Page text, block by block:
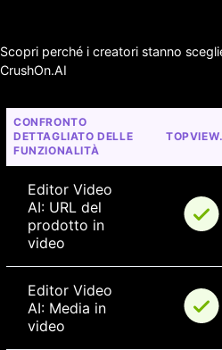
Scopri perché i creatori stanno
CrushOn.AI
CONFRONTO
DETTAGLIATO DELLE
FUNZIONALITÀ
Editor Video
AI: URL del
prodotto in
video
Editor Video
AI: Media in
video